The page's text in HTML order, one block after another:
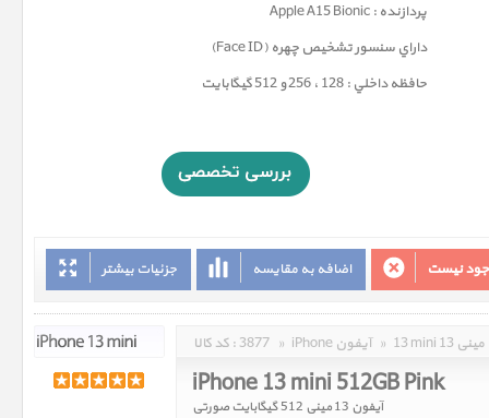
پردازنده : Apple A15 Bionic
داراي سنسور تشخيص چهره (Face ID)
حافظه داخلي : 128 ، 256 و 512 گيگابايت
جزئیات بیشتر اضافه به مقایسه نیست
کد کالا : 3877 » iPhone آیفون » 13 mini 13 مینی
iPhone 13 mini 512GB Pink
آیفون 13 مینی 512 گیگابایت صورتی